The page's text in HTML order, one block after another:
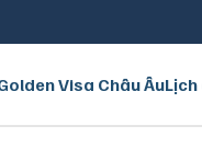
Visa Châu Âu